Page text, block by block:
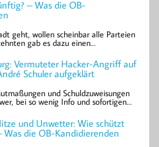
– Was die OB-
geht, wollen scheinbar alle Parteien
gab es dazu einen…
Vermuteter Hacker-Angriff auf
Schuler aufgeklärt
und Schuldzuweisungen
bei so wenig Info und sofortigen…
und Unwetter: Wie schützt
Was die OB-Kandidierenden